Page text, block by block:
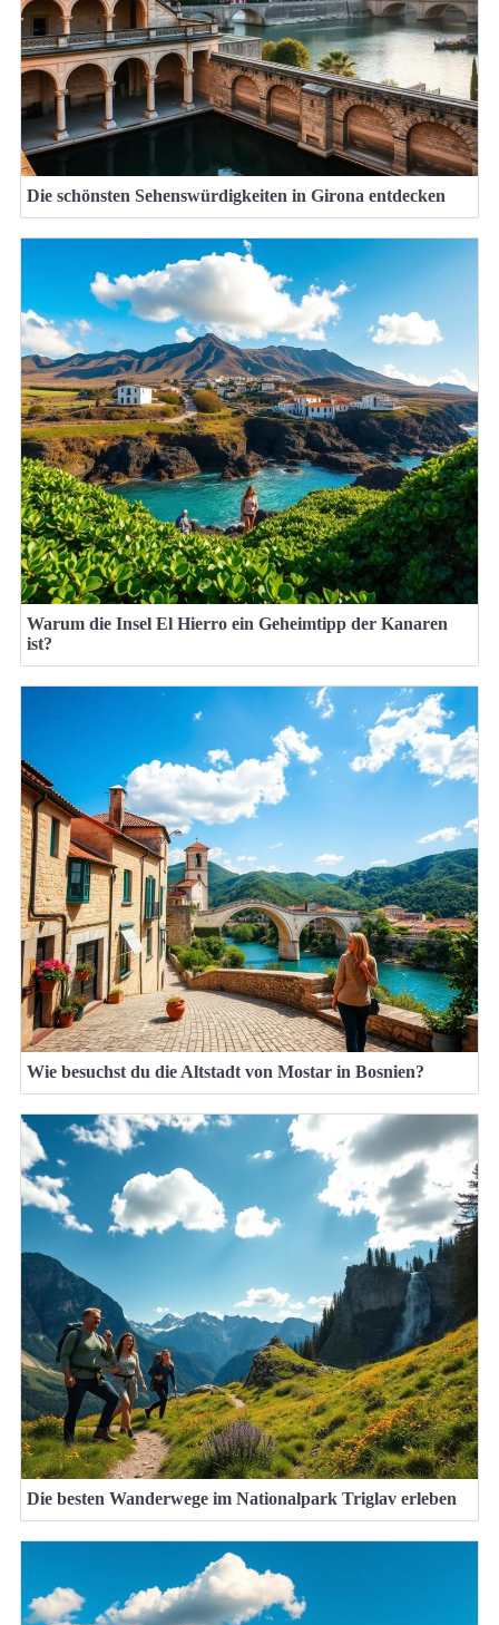
Die schönsten Sehenswürdigkeiten in Girona entdecken
Warum die Insel El Hierro ein Geheimtipp der Kanaren
ist?
Wie besuchst du die Altstadt von Mostar in Bosnien?
Die besten Wanderwege im Nationalpark Triglav erleben